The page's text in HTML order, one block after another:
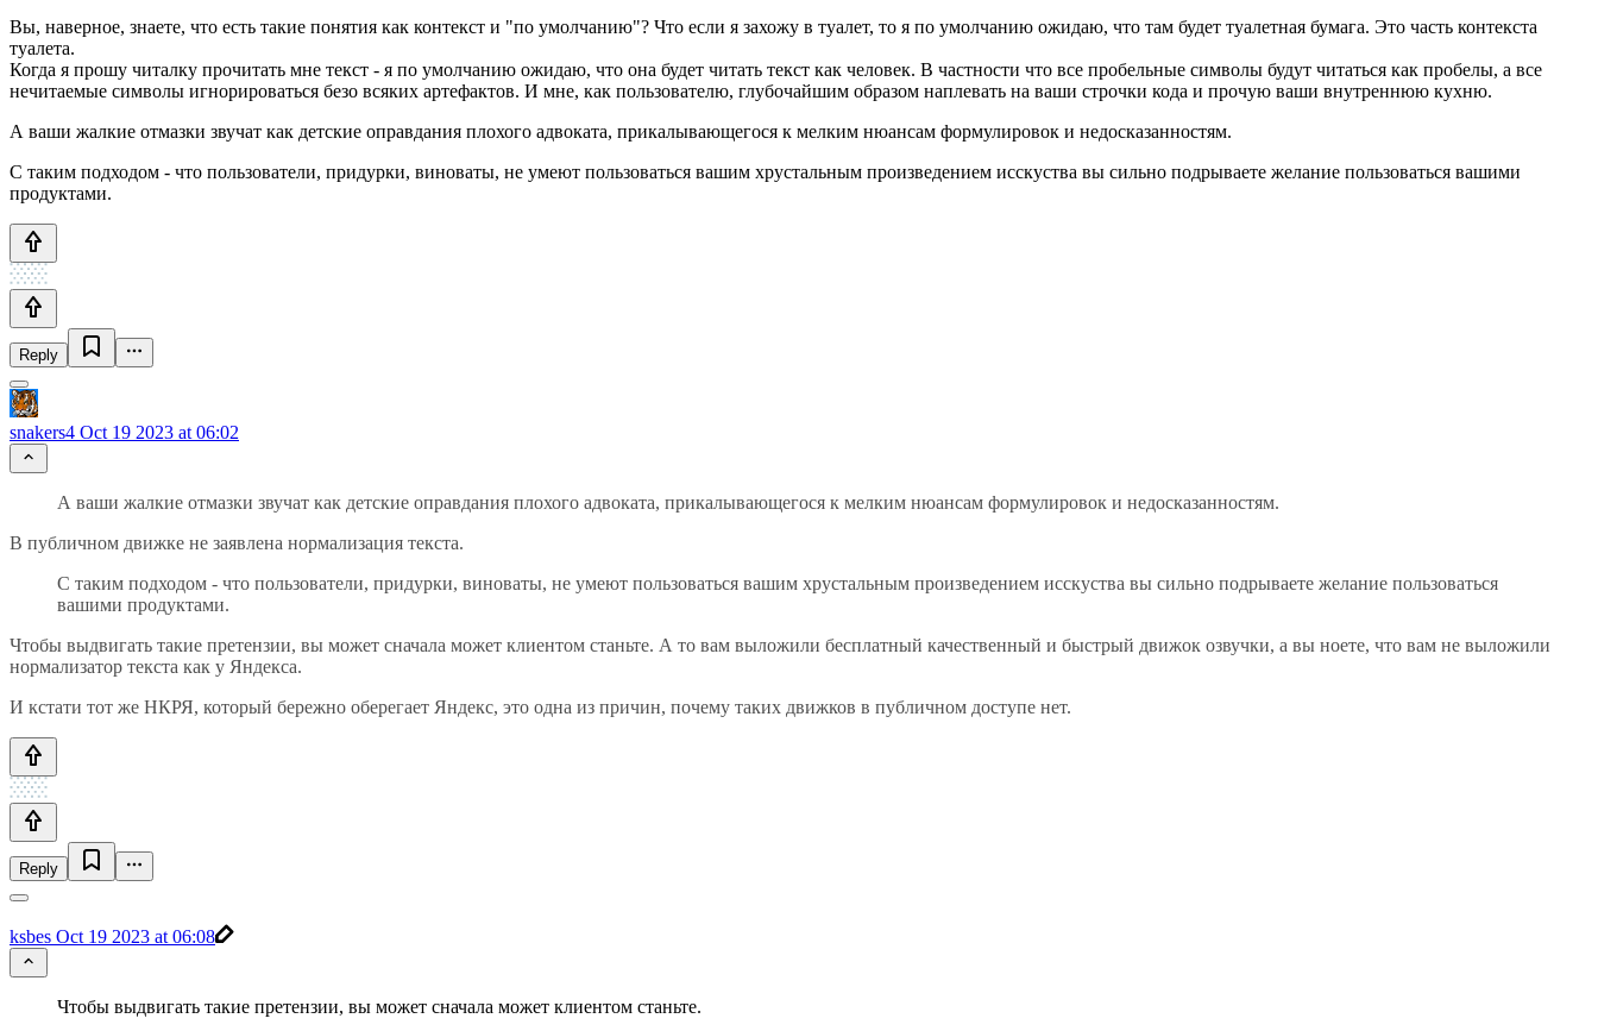
Вы, наверное, знаете, что есть такие понятия как контекст и "по умолчанию"? Что если я захожу в туалет, то я по умолчанию ожидаю, что там будет туалетная бумага. Это часть контекста
туалета.
Когда я прошу читалку прочитать мне текст - я по умолчанию ожидаю, что она будет читать текст как человек. В частности что все пробельные символы будут читаться как пробелы, а все
нечитаемые символы игнорироваться безо всяких артефактов. И мне, как пользователю, глубочайшим образом наплевать на ваши строчки кода и прочую ваши внутреннюю кухню.
А ваши жалкие отмазки звучат как детские оправдания плохого адвоката, прикалывающегося к мелким нюансам формулировок и недосказанностям.
С таким подходом - что пользователи, придурки, виноваты, не умеют пользоваться вашим хрустальным произведением исскуства вы сильно подрываете желание пользоваться вашими
продуктами.
Reply
snakers4 Oct 19 2023 at 06:02
А ваши жалкие отмазки звучат как детские оправдания плохого адвоката, прикалывающегося к мелким нюансам формулировок и недосказанностям.
В публичном движке не заявлена нормализация текста.
С таким подходом - что пользователи, придурки, виноваты, не умеют пользоваться вашим хрустальным произведением исскуства вы сильно подрываете желание пользоваться
вашими продуктами.
Чтобы выдвигать такие претензии, вы может сначала может клиентом станьте. А то вам выложили бесплатный качественный и быстрый движок озвучки, а вы ноете, что вам не выложили
нормализатор текста как у Яндекса.
И кстати тот же НКРЯ, который бережно оберегает Яндекс, это одна из причин, почему таких движков в публичном доступе нет.
Reply
ksbes Oct 19 2023 at 06:08
Чтобы выдвигать такие претензии, вы может сначала может клиентом станьте.